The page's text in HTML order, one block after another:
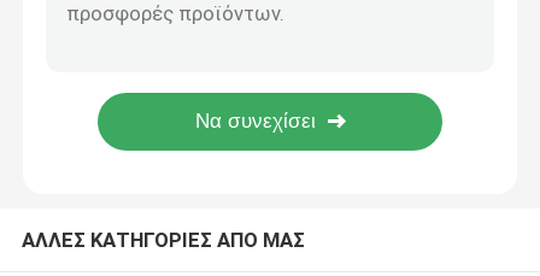
Λαστιχένια κιγκλιδώματα κώνων
ΑΛΛΕΣ ΚΑΤΗΓΟΡΙΕΣ ΑΠΟ ΜΑΣ